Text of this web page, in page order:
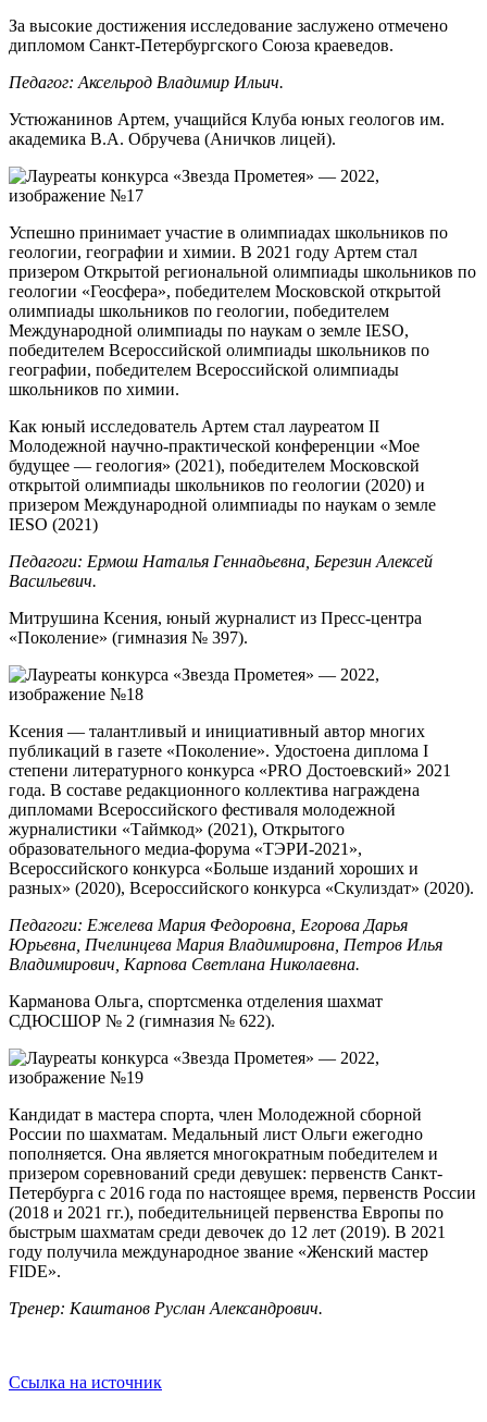
За высокие достижения исследование заслужено отмечено
дипломом Санкт-Петербургского Союза краеведов.
Педагог: Аксельрод Владимир Ильич.
Устюжанинов Артем, учащийся Клуба юных геологов им.
академика В.А. Обручева (Аничков лицей).
Успешно принимает участие в олимпиадах школьников по
геологии, географии и химии. В 2021 году Артем стал
призером Открытой региональной олимпиады школьников по
геологии «Геосфера», победителем Московской открытой
олимпиады школьников по геологии, победителем
Международной олимпиады по наукам о земле IESO,
победителем Всероссийской олимпиады школьников по
географии, победителем Всероссийской олимпиады
школьников по химии.
Как юный исследователь Артем стал лауреатом II
Молодежной научно-практической конференции «Мое
будущее — геология» (2021), победителем Московской
открытой олимпиады школьников по геологии (2020) и
призером Международной олимпиады по наукам о земле
IESO (2021)
Педагоги: Ермош Наталья Геннадьевна, Березин Алексей
Васильевич.
Митрушина Ксения, юный журналист из Пресс-центра
«Поколение» (гимназия № 397).
Ксения — талантливый и инициативный автор многих
публикаций в газете «Поколение». Удостоена диплома I
степени литературного конкурса «PRO Достоевский» 2021
года. В составе редакционного коллектива награждена
дипломами Всероссийского фестиваля молодежной
журналистики «Таймкод» (2021), Открытого
образовательного медиа-форума «ТЭРИ-2021»,
Всероссийского конкурса «Больше изданий хороших и
разных» (2020), Всероссийского конкурса «Скулиздат» (2020).
Педагоги: Ежелева Мария Федоровна, Егорова Дарья
Юрьевна, Пчелинцева Мария Владимировна, Петров Илья
Владимирович, Карпова Светлана Николаевна.
Карманова Ольга, спортсменка отделения шахмат
СДЮСШОР № 2 (гимназия № 622).
Кандидат в мастера спорта, член Молодежной сборной
России по шахматам. Медальный лист Ольги ежегодно
пополняется. Она является многократным победителем и
призером соревнований среди девушек: первенств Санкт-
Петербурга с 2016 года по настоящее время, первенств России
(2018 и 2021 гг.), победительницей первенства Европы по
быстрым шахматам среди девочек до 12 лет (2019). В 2021
году получила международное звание «Женский мастер
FIDE».
Тренер: Каштанов Руслан Александрович.
Ссылка на источник